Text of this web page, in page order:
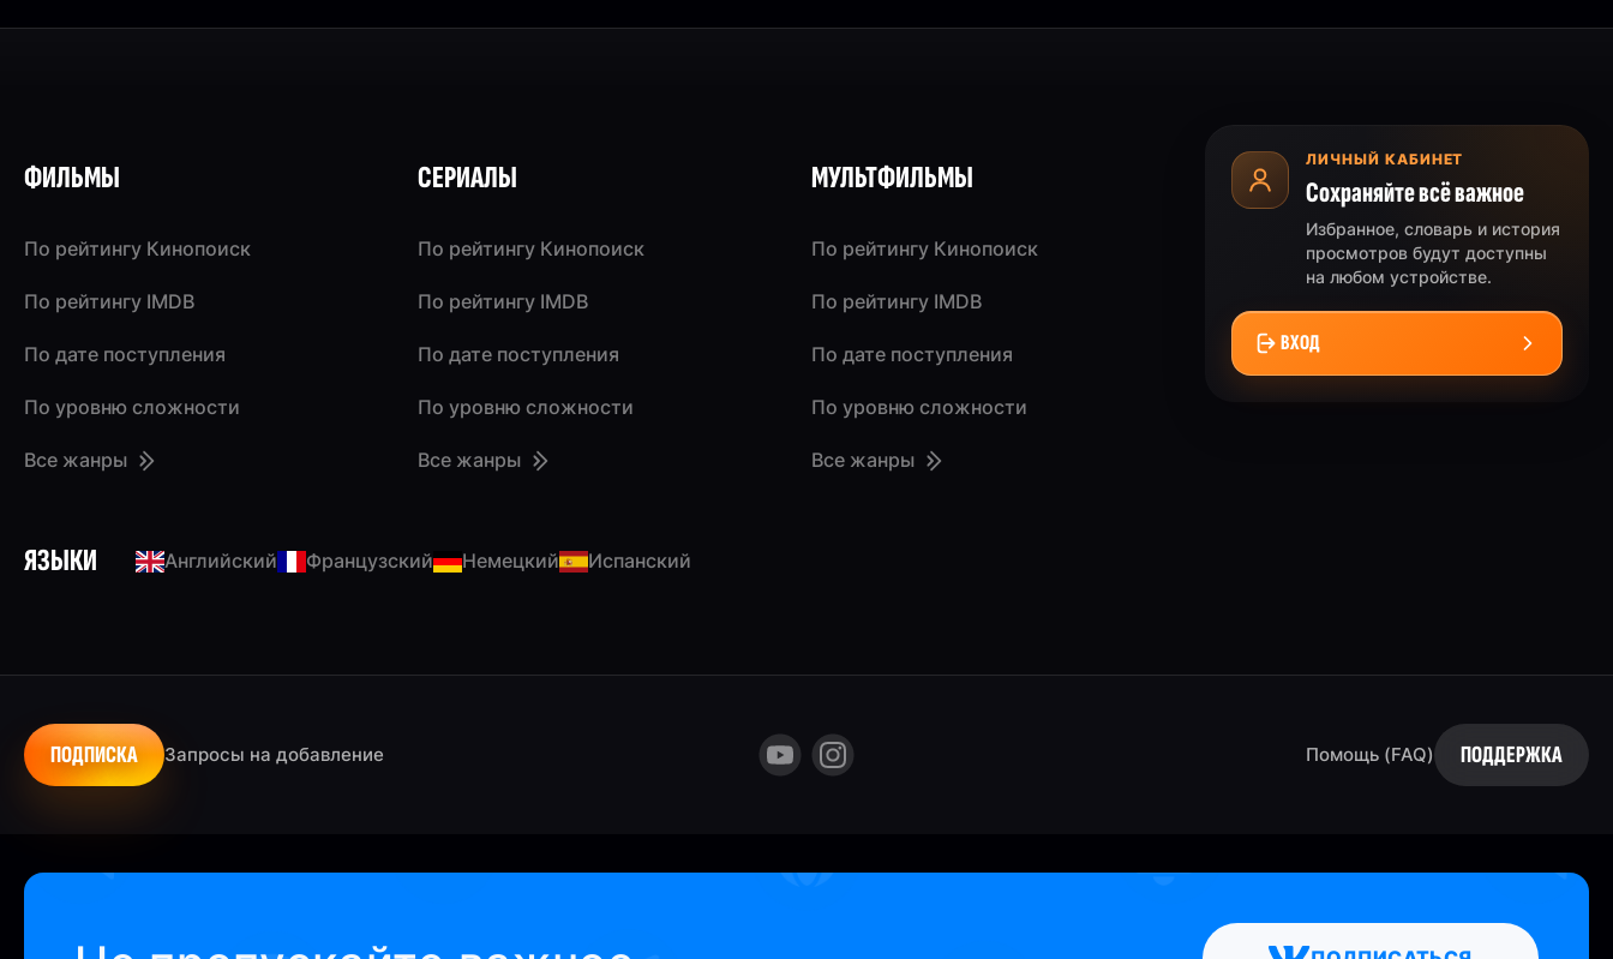
ЯЗЫКИ Английский Французский Немецкий Испанский
ФИЛЬМЫ
По рейтингу Кинопоиск
По рейтингу IMDB
По дате поступления
По уровню сложности
Все жанры
СЕРИАЛЫ
По рейтингу Кинопоиск
По рейтингу IMDB
По дате поступления
По уровню сложности
Все жанры
МУЛЬТФИЛЬМЫ
По рейтингу Кинопоиск
По рейтингу IMDB
По дате поступления
По уровню сложности
Все жанры
ЛИЧНЫЙ КАБИНЕТ
Сохраняйте всё важное
Избранное, словарь и история
просмотров будут доступны
на любом устройстве.
ВХОД
Запросы на добавление
ПОДПИСКА Помощь (FAQ) ПОДДЕРЖКА